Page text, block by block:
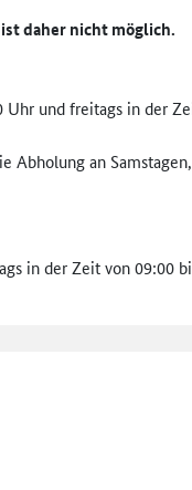
daher nicht möglich.
und freitags in der
Abholung an
in der Zeit von 09:00